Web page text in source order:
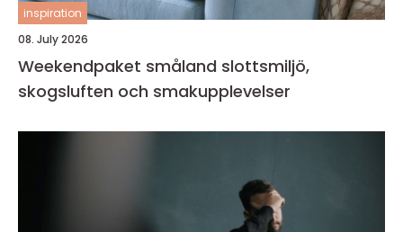
inspiration
08. July 2026
Weekendpaket småland slottsmiljö,
skogsluften och smakupplevelser